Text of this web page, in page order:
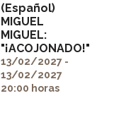
" alt=""
itemprop="image">
(Español)
MIGUEL
MIGUEL:
"¡ACOJONADO!"
13/02/2027 -
13/02/2027
20:00 horas